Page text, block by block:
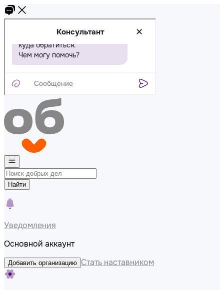
Найти
Уведомления
Основной аккаунт
Добавить организацию Стать наставником